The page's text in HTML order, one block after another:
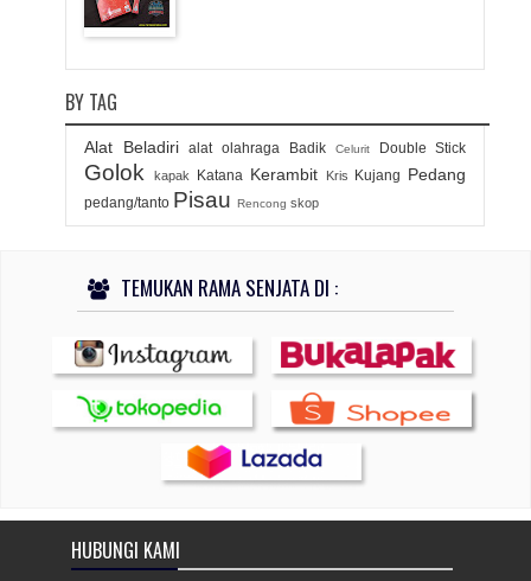
BY TAG
Alat Beladiri alat olahraga Badik Celurit Double Stick
Golok kapak Katana Kerambit Kris Kujang Pedang
pedang/tanto Pisau Rencong skop
TEMUKAN RAMA SENJATA DI :
HUBUNGI KAMI